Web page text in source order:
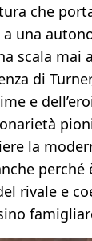
che
una
scala mai
di
e
la
perché
rivale e